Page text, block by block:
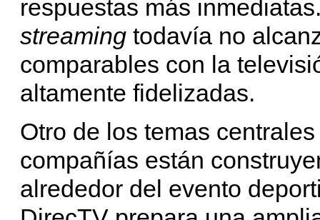
respuestas más
streaming todavía no
comparables con la
altamente fidelizadas.
Otro de los temas
compañías están
alrededor del evento